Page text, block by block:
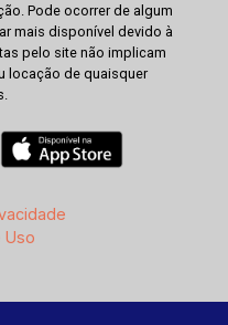
Pode ocorrer de algum
mais disponível devido à
pelo site não implicam
locação de quaisquer
Uso